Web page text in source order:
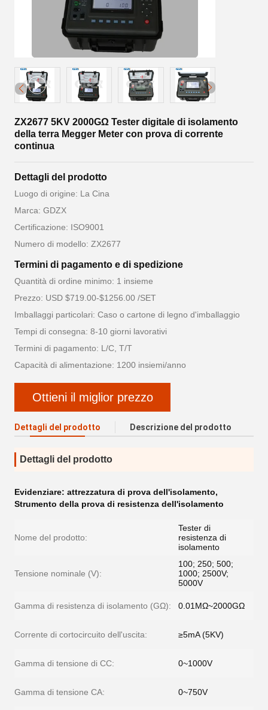
ZX2677 5KV 2000GΩ Tester digitale di isolamento
della terra Megger Meter con prova di corrente
continua
Dettagli del prodotto
Luogo di origine: La Cina
Marca: GDZX
Certificazione: ISO9001
Numero di modello: ZX2677
Termini di pagamento e di spedizione
Quantità di ordine minimo: 1 insieme
Prezzo: USD $719.00-$1256.00 /SET
Imballaggi particolari: Caso o cartone di legno d'imballaggio
Tempi di consegna: 8-10 giorni lavorativi
Termini di pagamento: L/C, T/T
Capacità di alimentazione: 1200 insiemi/anno
Ottieni il miglior prezzo
Dettagli del prodotto Descrizione del prodotto
Dettagli del prodotto
Evidenziare: attrezzatura di prova dell'isolamento,
Strumento della prova di resistenza dell'isolamento
Nome del prodotto:
Tester di
resistenza di
isolamento
Tensione nominale (V):
100; 250; 500;
1000; 2500V;
5000V
Gamma di resistenza di isolamento (GΩ): 0.01MΩ~2000GΩ
Corrente di cortocircuito dell'uscita: ≥5mA (5KV)
Gamma di tensione di CC: 0~1000V
Gamma di tensione CA: 0~750V